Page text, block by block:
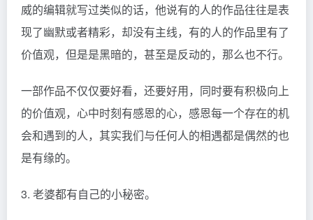
威的编辑就写过类似的话，他说有的人的作品往往是表
现了幽默或者精彩，却没有主线，有的人的作品里有了
价值观，但是是黑暗的，甚至是反动的，那么也不行。
一部作品不仅仅要好看，还要好用，同时要有积极向上
的价值观，心中时刻有感恩的心，感恩每一个存在的机
会和遇到的人，其实我们与任何人的相遇都是偶然的也
是有缘的。
3. 老婆都有自己的小秘密。